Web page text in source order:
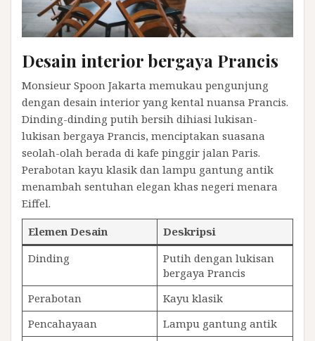
Desain interior bergaya Prancis
Monsieur Spoon Jakarta memukau pengunjung
dengan desain interior yang kental nuansa Prancis.
Dinding-dinding putih bersih dihiasi lukisan-
lukisan bergaya Prancis, menciptakan suasana
seolah-olah berada di kafe pinggir jalan Paris.
Perabotan kayu klasik dan lampu gantung antik
menambah sentuhan elegan khas negeri menara
Eiffel.
Elemen Desain
Deskripsi
Dinding
Putih dengan lukisan
bergaya Prancis
Perabotan
Kayu klasik
Pencahayaan
Lampu gantung antik